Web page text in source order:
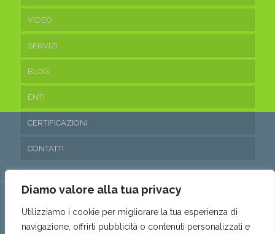
Diamo valore alla tua privacy
Utilizziamo i cookie per migliorare la tua esperienza di
navigazione, offrirti pubblicità o contenuti personalizzati e
VIDEO
SERVIZI
BLOG
ENTI
CERTIFICAZIONI
CONTATTI